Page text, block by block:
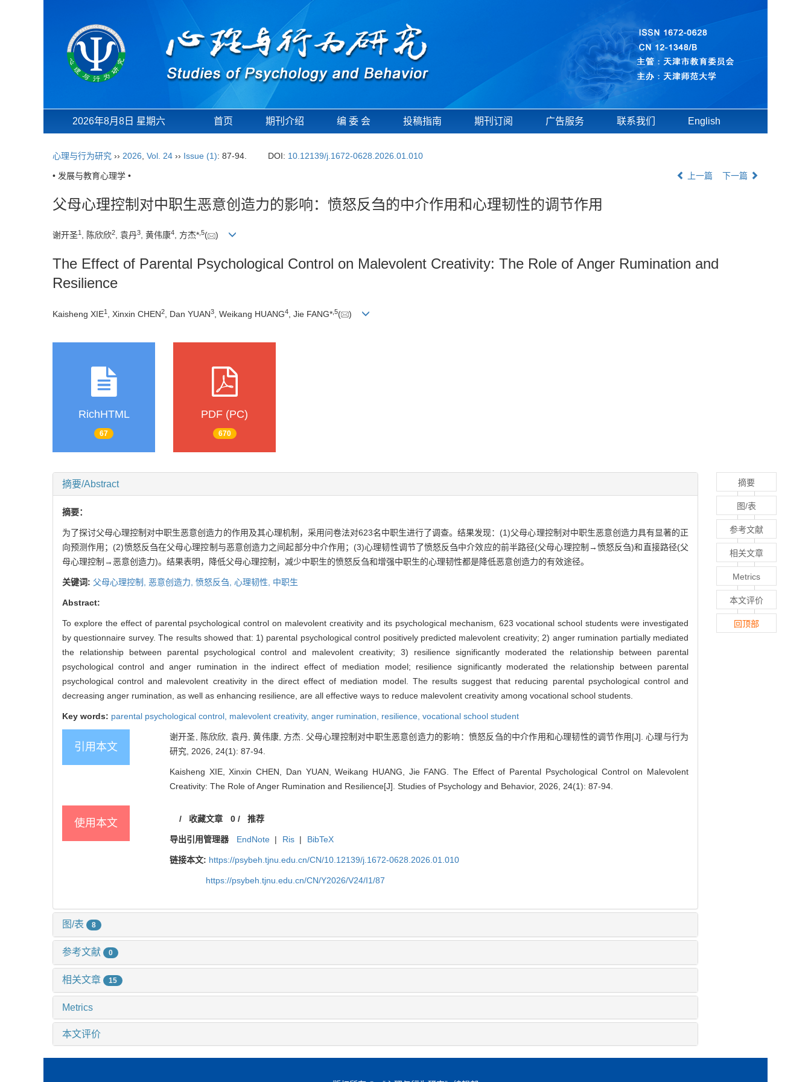
2026年8月8日 星期六 首页 期刊介绍 编 委 会 投稿指南 期刊订阅 广告服务 联系我们 English
心理与行为研究 ›› 2026 Vol. 24 ›› Issue (1): 87-94. DOI: 10.12139/j.1672-0628.2026.01.010
• 发展与教育心理学 • 上一篇 下一篇
父母心理控制对中职生恶意创造力的影响：愤怒反刍的中介作用和心理韧性的调节作用
谢开圣1 , 陈欣欣2, 袁丹3, 黄伟康4, 方杰* 5( )
The Effect of Parental Psychological Control on Malevolent Creativity: The Role of Anger Rumination and
Resilience
Kaisheng XIE1 , Xinxin CHEN2 , Dan YUAN3 , Weikang HUANG4 , Jie FANG* 5( )
RichHTML
67
PDF (PC)
670
摘要/Abstract
摘要：
为了探讨父母心理控制对中职生恶意创造力的作用及其心理机制，采用问卷法对623名中职生进行了调查。结果发现：(1)父母心理控制对中职生恶意创造力具有显著的正
向预测作用；(2)愤怒反刍在父母心理控制与恶意创造力之间起部分中介作用；(3)心理韧性调节了愤怒反刍中介效应的前半路径(父母心理控制→愤怒反刍)和直接路径(父
母心理控制→恶意创造力)。结果表明，降低父母心理控制，减少中职生的愤怒反刍和增强中职生的心理韧性都是降低恶意创造力的有效途径。
关键词: 父母心理控制, 恶意创造力, 愤怒反刍, 心理韧性, 中职生
Abstract:
To explore the effect of parental psychological control on malevolent creativity and its psychological mechanism, 623 vocational school students were investigated
by questionnaire survey. The results showed that: 1) parental psychological control positively predicted malevolent creativity; 2) anger rumination partially mediated
the relationship between parental psychological control and malevolent creativity; 3) resilience significantly moderated the relationship between parental
psychological control and anger rumination in the indirect effect of mediation model; resilience significantly moderated the relationship between parental
psychological control and malevolent creativity in the direct effect of mediation model. The results suggest that reducing parental psychological control and
decreasing anger rumination, as well as enhancing resilience, are all effective ways to reduce malevolent creativity among vocational school students.
Key words: parental psychological control, malevolent creativity, anger rumination, resilience, vocational school student
引用本文
谢开圣, 陈欣欣, 袁丹, 黄伟康, 方杰. 父母心理控制对中职生恶意创造力的影响：愤怒反刍的中介作用和心理韧性的调节作用[J]. 心理与行为
研究, 2026, 24(1): 87-94.
Kaisheng XIE, Xinxin CHEN, Dan YUAN, Weikang HUANG, Jie FANG. The Effect of Parental Psychological Control on Malevolent
Creativity: The Role of Anger Rumination and Resilience[J]. Studies of Psychology and Behavior, 2026, 24(1): 87-94.
使用本文 / 收藏文章 0/ 推荐
导出引用管理器 EndNote | Ris | BibTeX
链接本文: https://psybeh.tjnu.edu.cn/CN/10.12139/j.1672-0628.2026.01.010
https://psybeh.tjnu.edu.cn/CN/Y2026/V24/I1/87
图/表 8
参考文献 0
相关文章 15
Metrics
本文评价
摘要
图/表
参考文献
相关文章
Metrics
本文评价
回顶部